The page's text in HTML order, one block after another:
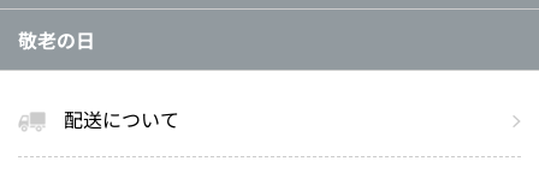
敬老の日
配送について